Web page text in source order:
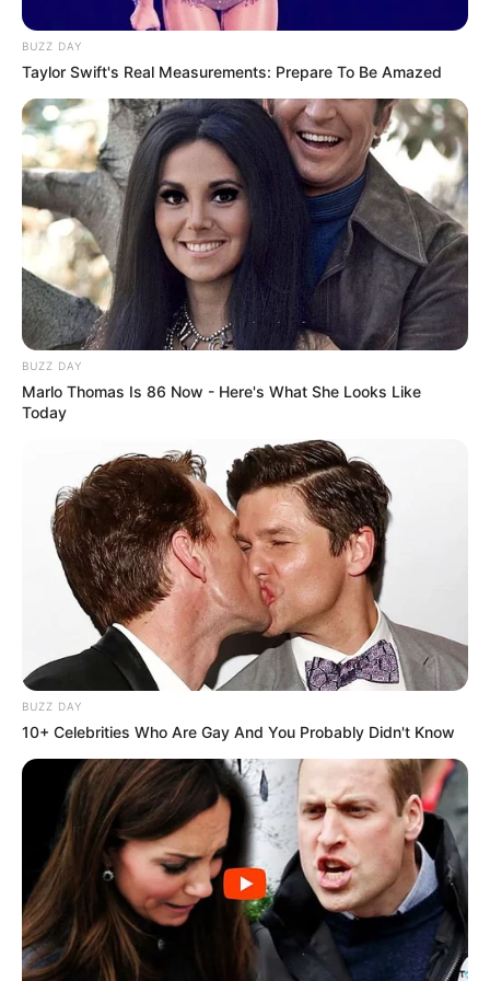
contratos temporários e precários tornam-se incompatíveis com o
status constitucional;
💠Proteção permanente contra extinção por lei ordinária — função
reconhecida na Constituição não pode ser extinta por decreto ou
projeto de lei;
💠 Base constitucional para carreira exclusiva — fundamento
jurídico para plano de carreira próprio, progressão e direitos
específicos da categoria;
💠 Precedência jurídica em disputas futuras — qualquer tentativa
de precarização encontrará barreira diretamente no texto
constitucional.
Por que isso vai muito além da aposentadoria
AAposentadoria Especial é uma conquista que muda a vida
BUZZ DAY
Taylor Swift's Real Measurements: Prepare To Be Amazed
BUZZ DAY
Marlo Thomas Is 86 Now - Here's What She Looks Like
Today
BUZZ DAY
10+ Celebrities Who Are Gay And You Probably Didn't Know